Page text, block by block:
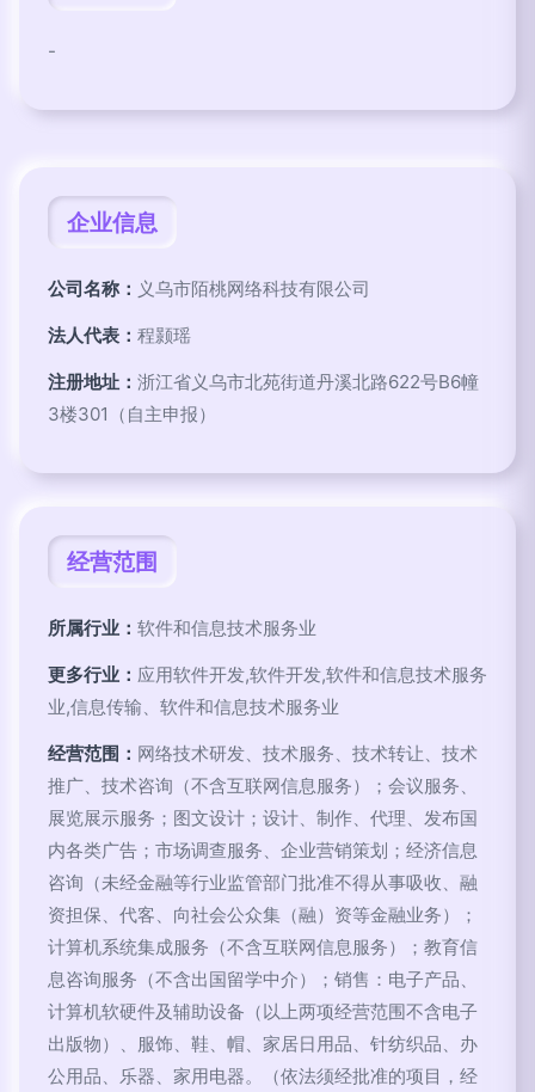
-
企业信息
公司名称： 义乌市陌桃网络科技有限公司
法人代表： 程颢瑶
注册地址： 浙江省义乌市北苑街道丹溪北路622号B6幢
3楼301（自主申报）
经营范围
所属行业： 软件和信息技术服务业
更多行业： 应用软件开发,软件开发,软件和信息技术服务
业,信息传输、软件和信息技术服务业
经营范围： 网络技术研发、技术服务、技术转让、技术
推广、技术咨询（不含互联网信息服务）；会议服务、
展览展示服务；图文设计；设计、制作、代理、发布国
内各类广告；市场调查服务、企业营销策划；经济信息
咨询（未经金融等行业监管部门批准不得从事吸收、融
资担保、代客、向社会公众集（融）资等金融业务）；
计算机系统集成服务（不含互联网信息服务）；教育信
息咨询服务（不含出国留学中介）；销售：电子产品、
计算机软硬件及辅助设备（以上两项经营范围不含电子
出版物）、服饰、鞋、帽、家居日用品、针纺织品、办
公用品、乐器、家用电器。（依法须经批准的项目，经